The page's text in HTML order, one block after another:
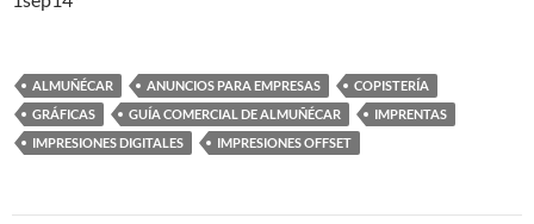
ALMUÑÉCAR ANUNCIOS PARA EMPRESAS
COPISTERÍA
GRÁFICAS
GUÍA COMERCIAL DE ALMUÑÉCAR
IMPRENTAS
IMPRESIONES DIGITALES
IMPRESIONES OFFSET